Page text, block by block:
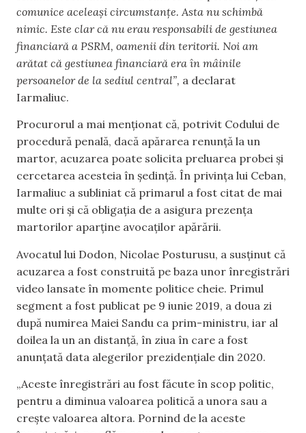
comunice aceleași circumstanțe. Asta nu schimbă
nimic. Este clar că nu erau responsabili de gestiunea
financiară a PSRM, oamenii din teritorii. Noi am
arătat că gestiunea financiară era în mâinile
persoanelor de la sediul central”, a declarat
Iarmaliuc.
Procurorul a mai menționat că, potrivit Codului de
procedură penală, dacă apărarea renunță la un
martor, acuzarea poate solicita preluarea probei și
cercetarea acesteia în ședință. În privința lui Ceban,
Iarmaliuc a subliniat că primarul a fost citat de mai
multe ori și că obligația de a asigura prezența
martorilor aparține avocaților apărării.
Avocatul lui Dodon, Nicolae Posturusu, a susținut că
acuzarea a fost construită pe baza unor înregistrări
video lansate în momente politice cheie. Primul
segment a fost publicat pe 9 iunie 2019, a doua zi
după numirea Maiei Sandu ca prim-ministru, iar al
doilea la un an distanță, în ziua în care a fost
anunțată data alegerilor prezidențiale din 2020.
„Aceste înregistrări au fost făcute în scop politic,
pentru a diminua valoarea politică a unora sau a
crește valoarea altora. Pornind de la aceste